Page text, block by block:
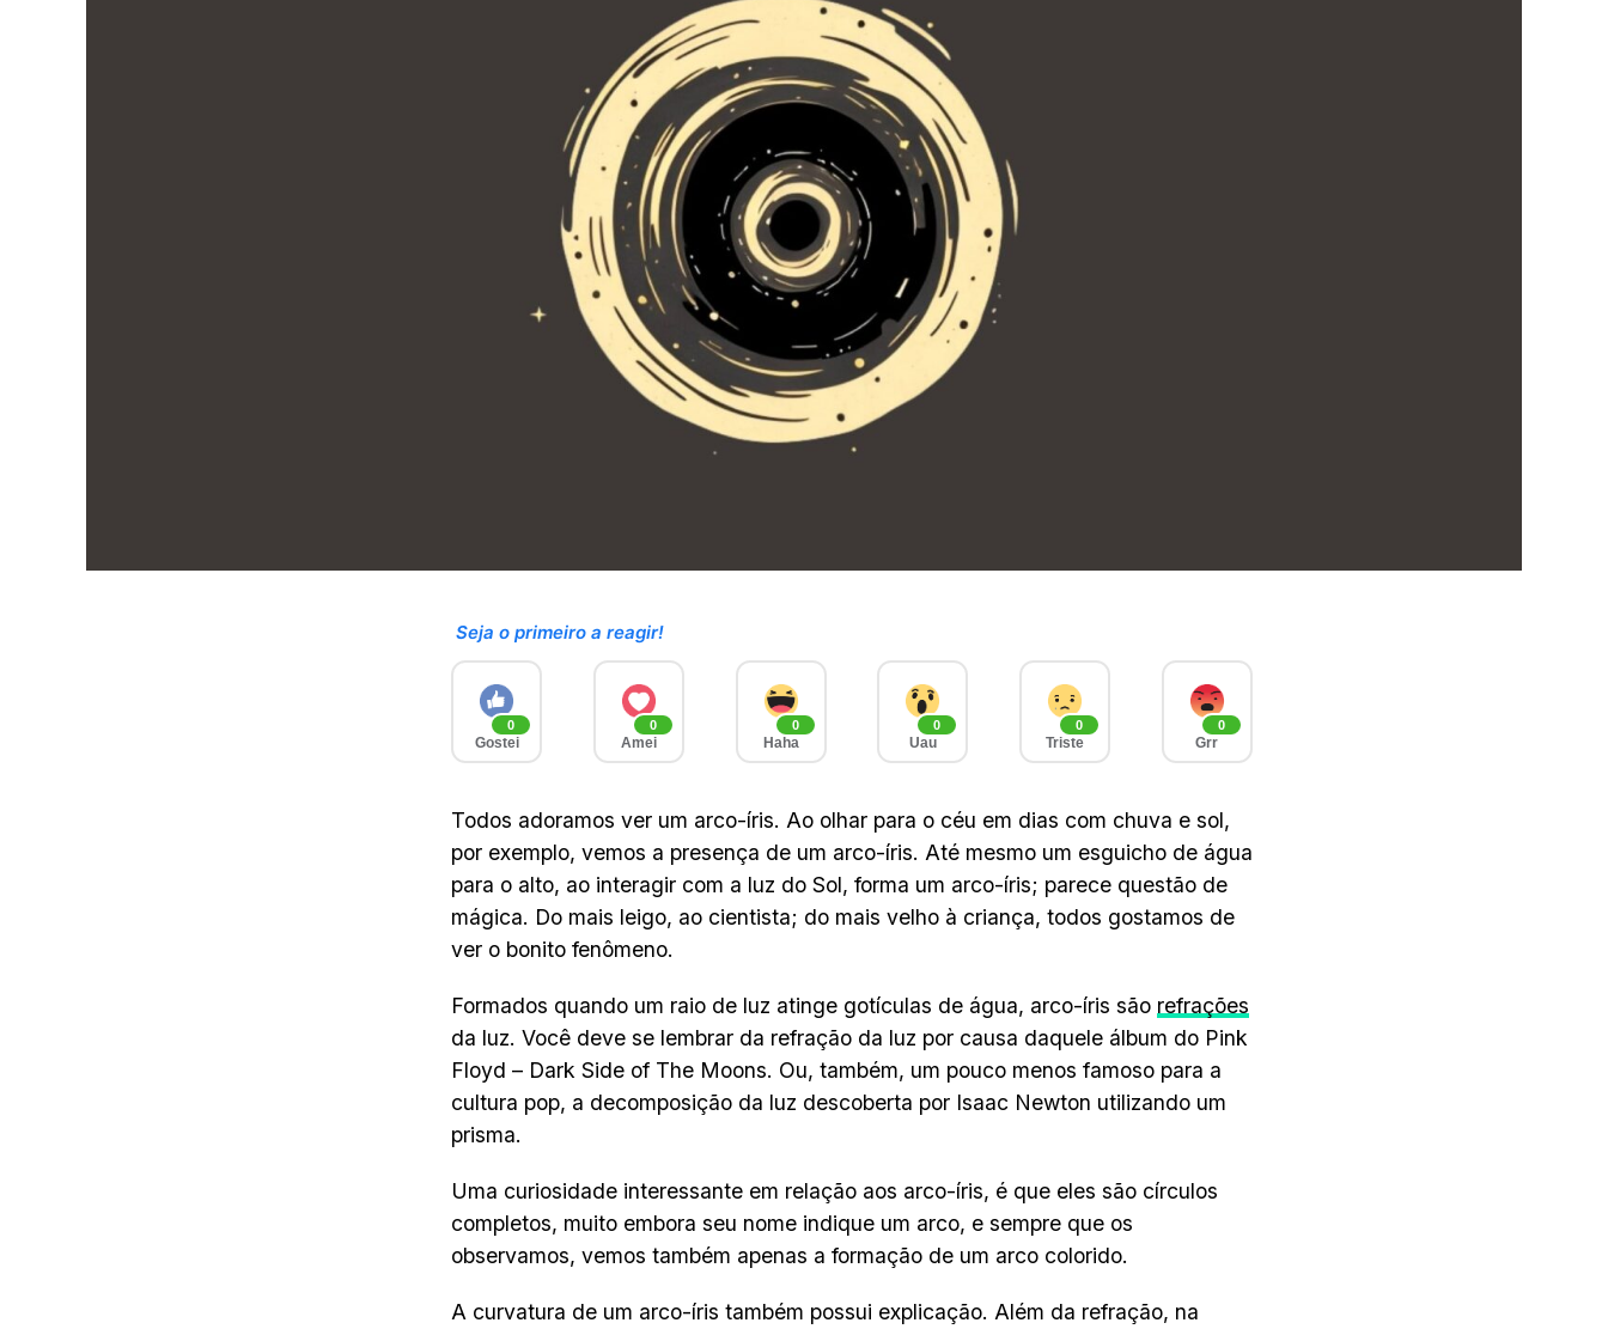
Seja o primeiro a reagir!
0
Gostei
0
Amei
0
Haha
0
Uau
0
Triste
0
Grr
Todos adoramos ver um arco-íris. Ao olhar para o céu em dias com chuva e sol,
por exemplo, vemos a presença de um arco-íris. Até mesmo um esguicho de água
para o alto, ao interagir com a luz do Sol, forma um arco-íris; parece questão de
mágica. Do mais leigo, ao cientista; do mais velho à criança, todos gostamos de
ver o bonito fenômeno.
Formados quando um raio de luz atinge gotículas de água, arco-íris são refrações
da luz. Você deve se lembrar da refração da luz por causa daquele álbum do Pink
Floyd – Dark Side of The Moons. Ou, também, um pouco menos famoso para a
cultura pop, a decomposição da luz descoberta por Isaac Newton utilizando um
prisma.
Uma curiosidade interessante em relação aos arco-íris, é que eles são círculos
completos, muito embora seu nome indique um arco, e sempre que os
observamos, vemos também apenas a formação de um arco colorido.
A curvatura de um arco-íris também possui explicação. Além da refração, na